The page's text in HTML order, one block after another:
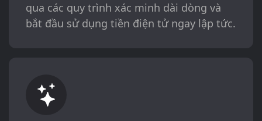
qua các quy trình xác minh dài dòng và
bắt đầu sử dụng tiền điện tử ngay lập tức.